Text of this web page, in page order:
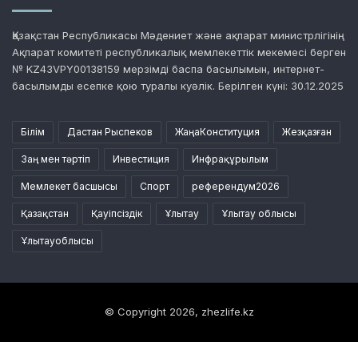
Қазақстан Республикасы Мәдениет және ақпарат министрлігінің
Ақпарат комитеті республикалық мемлекеттік мекемесі берген
№ KZ43VPY00138159 мерзімді баспа басылымын, интернет-
басылымды есепке қою туралы куәлік. Берілген күні: 30.12.2025
Білім Дастан Рыспеков ЖаңаКонституция Жезқазған
Заң мен тәртіп Инвестиция Инфрақұрылым
Мемлекет басшысы Спорт референдум2026
Қазақстан Қауіпсіздік Ұлытау Ұлытау облысы
Ұлытауоблысы
© Copyright 2026, zhezlife.kz